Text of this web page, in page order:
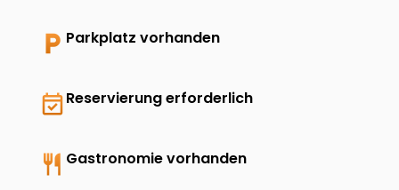
local_parking Parkplatz vorhanden
event_availableReservierung erforderlich
restaurant Gastronomie vorhanden